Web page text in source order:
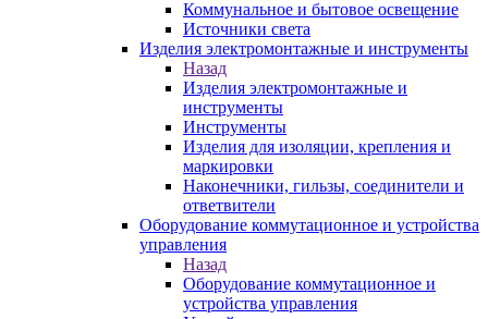
Коммунальное и бытовое освещение
Источники света
Изделия электромонтажные и инструменты
Назад
Изделия электромонтажные и
инструменты
Инструменты
Изделия для изоляции, крепления и
маркировки
Наконечники, гильзы, соединители и
ответвители
Оборудование коммутационное и устройства
управления
Назад
Оборудование коммутационное и
устройства управления